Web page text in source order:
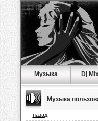
Музыка Dj
Музыка
назад